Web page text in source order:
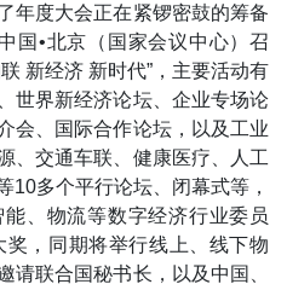
年度大会正在紧锣密鼓的筹备
国•北京（国家会议中心）召
新经济 新时代”，主要活动有
世界新经济论坛、企业专场论
会、国际合作论坛，以及工业
、交通车联、健康医疗、人工
10多个平行论坛、闭幕式等，
、物流等数字经济行业委员
，同期将举行线上、线下物
请联合国秘书长，以及中国、